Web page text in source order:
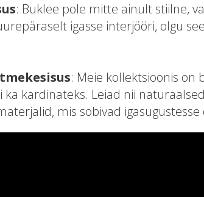
: Buklee pole mitte ainult stiilne,
igasse interjööri, olgu
: Meie kollektsioonis on
kardinateks. Leiad nii
mis sobivad igasugustesse